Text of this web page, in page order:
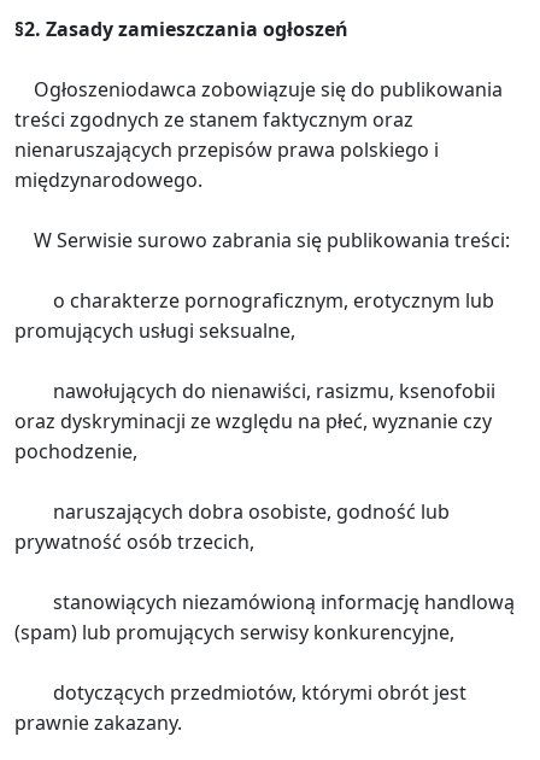
§2. Zasady zamieszczania ogłoszeń
Ogłoszeniodawca zobowiązuje się do publikowania
treści zgodnych ze stanem faktycznym oraz
nienaruszających przepisów prawa polskiego i
międzynarodowego.
W Serwisie surowo zabrania się publikowania treści:
o charakterze pornograficznym, erotycznym lub
promujących usługi seksualne,
nawołujących do nienawiści, rasizmu, ksenofobii
oraz dyskryminacji ze względu na płeć, wyznanie czy
pochodzenie,
naruszających dobra osobiste, godność lub
prywatność osób trzecich,
stanowiących niezamówioną informację handlową
(spam) lub promujących serwisy konkurencyjne,
dotyczących przedmiotów, którymi obrót jest
prawnie zakazany.